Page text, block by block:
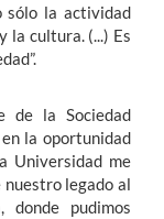
sólo la actividad
la cultura. (...) Es
de la Sociedad
la oportunidad
Universidad me
legado al
pudimos